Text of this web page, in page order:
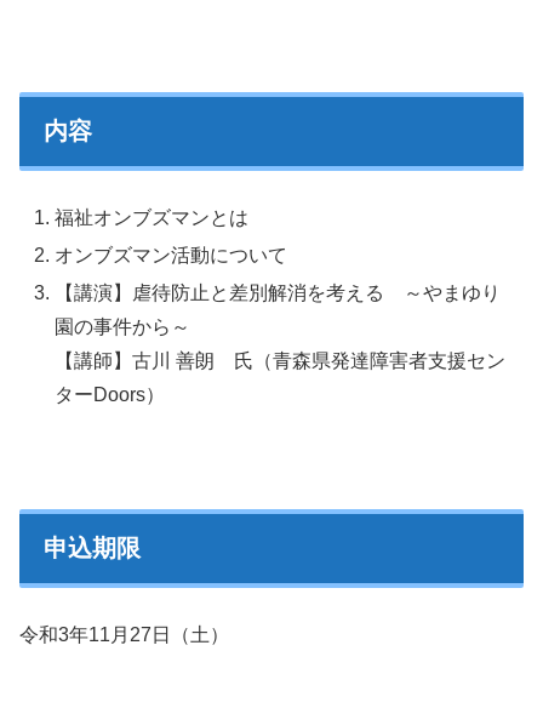
内容
福祉オンブズマンとは
オンブズマン活動について
【講演】虐待防止と差別解消を考える ～やまゆり
園の事件から～
【講師】古川 善朗 氏（青森県発達障害者支援セン
ターDoors）
申込期限
令和3年11月27日（土）